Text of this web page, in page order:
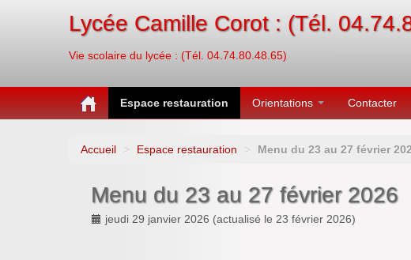
Lycée Camille Corot : (Tél.
Vie scolaire du lycée : (Tél. 04.74.80.48.65)
Espace restauration Orientations Contacter
Accueil > Espace restauration > Menu du 23 au 27 février
Menu du 23 au 27 février 2026
jeudi 29 janvier 2026 (actualisé le 23 février 2026)